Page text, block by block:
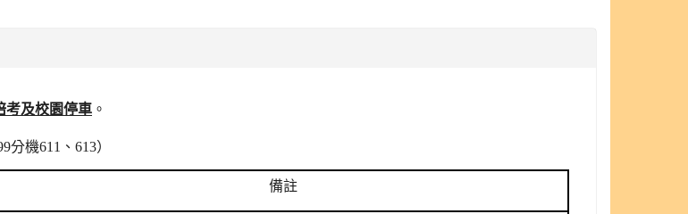
考及校園停車 。
機611、613）
備註